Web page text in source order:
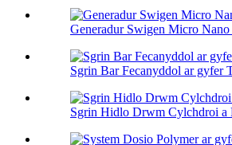
Generadur Swigen Micro
Sgrin Bar Fecanyddol ar gyfer
Sgrin Hidlo Drwm Cylchdroi a